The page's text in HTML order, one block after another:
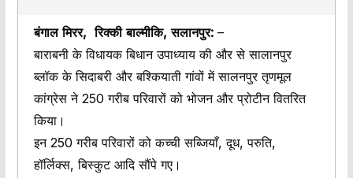
बंगाल मिरर, रिक्की बाल्मीकि, सलानपुर: –
बाराबनी के विधायक बिधान उपाध्याय की और से सालानपुर
ब्लॉक के सिदाबरी और बश्कियाती गांवों में सालनपुर तृणमूल
कांग्रेस ने 250 गरीब परिवारों को भोजन और प्रोटीन वितरित
किया।
इन 250 गरीब परिवारों को कच्ची सब्जियाँ, दूध, परुति,
हॉर्लिक्स, बिस्कुट आदि सौंपे गए।